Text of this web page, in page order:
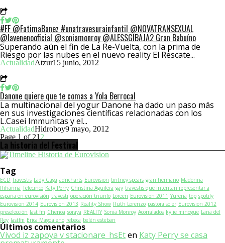
#FF @FatimaBanez #unatravesurainfantil @NOVATRANSEXUAL
@lavenenooficial @soniamonroy @ALESSGIBAJA2 Gran Babuíno
Superando aún el fin de La Re-Vuelta, con la prima de
Riesgo por las nubes en el nuevo reality El Rescate...
ActualidadAtzur15 junio, 2012
Danone quiere que te comas a Yola Berrocal
La multinacional del yogur Danone ha dado un paso más
en sus investigaciones científicas relacionadas con los
L.Casei Immunitas y el...
ActualidadHidroboy9 mayo, 2012
Page 1 of 21 2
La historia del Festival
Tag
ECD travestis Lady Gaga adricharts Eurovision britney spears gran hermano Madonna
Rihanna Telecinco Katy Perry Christina Aguilera gay travestis que intentan representar a
españa en eurovisión travesti operación triunfo Loreen Eurovision 2011 Yurena top spotify
Eurovision 2014 Eurovision 2013 Reality Show Ruth Lorenzo pastora soler Eurovision 2012
preselección last fm Chenoa soraya REALITY Sonia Monroy Acorralados kylie minogue Lana del
Rey lastfm Erica Magdaleno rebeca belén esteban
Últimos comentarios
Vivod iz zapoya v stacionare_hsEten Katy Perry se casa